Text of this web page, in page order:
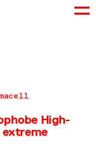
High-
extreme